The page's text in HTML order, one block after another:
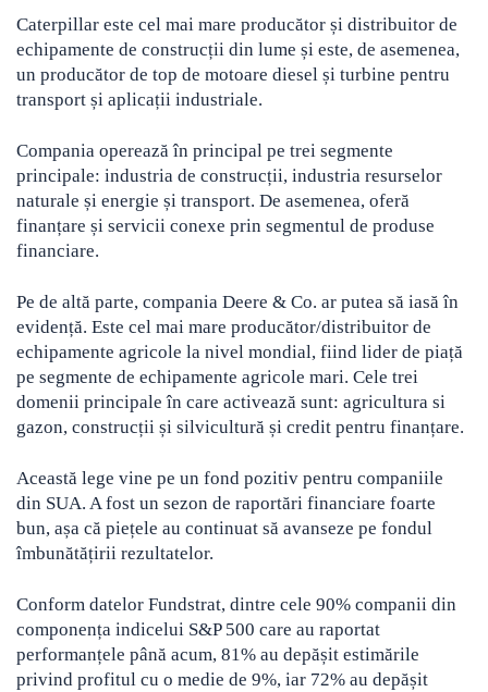
Caterpillar este cel mai mare producător și distribuitor de
echipamente de construcții din lume și este, de asemenea,
un producător de top de motoare diesel și turbine pentru
transport și aplicații industriale.
Compania operează în principal pe trei segmente
principale: industria de construcții, industria resurselor
naturale și energie și transport. De asemenea, oferă
finanțare și servicii conexe prin segmentul de produse
financiare.
Pe de altă parte, compania Deere & Co. ar putea să iasă în
evidență. Este cel mai mare producător/distribuitor de
echipamente agricole la nivel mondial, fiind lider de piață
pe segmente de echipamente agricole mari. Cele trei
domenii principale în care activează sunt: agricultura si
gazon, construcții și silvicultură și credit pentru finanțare.
Această lege vine pe un fond pozitiv pentru companiile
din SUA. A fost un sezon de raportări financiare foarte
bun, așa că piețele au continuat să avanseze pe fondul
îmbunătățirii rezultatelor.
Conform datelor Fundstrat, dintre cele 90% companii din
componența indicelui S&P 500 care au raportat
performanțele până acum, 81% au depășit estimările
privind profitul cu o medie de 9%, iar 72% au depășit